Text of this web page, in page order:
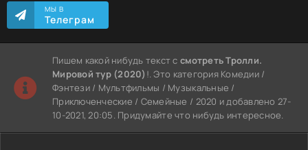
МЫ В
Телеграм
Пишем какой нибудь текст ссмотреть Тролли.
Мировой тур (2020) !. Это категория Комедии /
Фэнтези / Мультфильмы / Музыкальные /
Приключенческие / Семейные / 2020 и добавлено 27-
10-2021, 20:05. Придумайте что нибудь интересное.